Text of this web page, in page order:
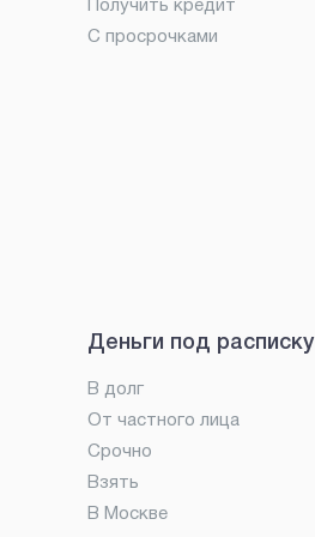
Получить кредит
С просрочками
Деньги под расписку
В долг
От частного лица
Срочно
Взять
В Москве